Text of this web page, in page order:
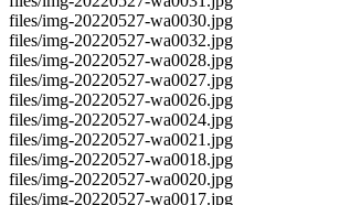
files/img-20220527-wa0030.jpg
files/img-20220527-wa0032.jpg
files/img-20220527-wa0028.jpg
files/img-20220527-wa0027.jpg
files/img-20220527-wa0026.jpg
files/img-20220527-wa0024.jpg
files/img-20220527-wa0021.jpg
files/img-20220527-wa0018.jpg
files/img-20220527-wa0020.jpg
files/img-20220527-wa0017.jpg